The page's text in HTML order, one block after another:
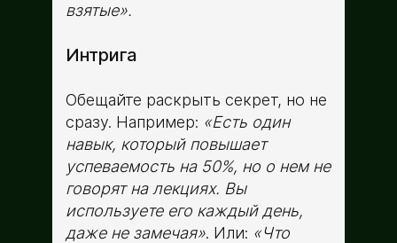
взятые».
Интрига
Обещайте раскрыть секрет, но не
сразу. Например: «Есть один
навык, который повышает
успеваемость на 50%, но о нем не
говорят на лекциях. Вы
используете его каждый день,
даже не замечая». Или: «Что